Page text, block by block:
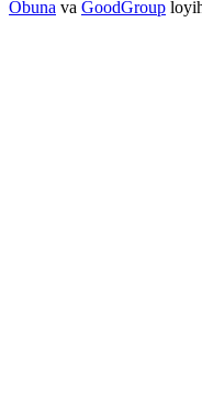
Obuna va GoodGroup